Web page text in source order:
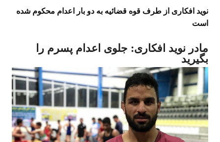
نوید افکاری از طرف قوه قضائیه به دو بار اعدام محکوم شده
است
مادر نوید افکاری: جلوی اعدام پسرم را
بگیرید